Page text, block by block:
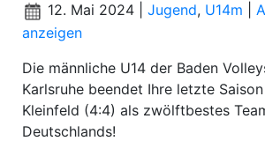
12. Mai 2024 | Jugend, U14m
anzeigen
Die männliche U14 der Baden
Karlsruhe beendet Ihre letzte
Kleinfeld (4:4) als zwölftbestes
Deutschlands!